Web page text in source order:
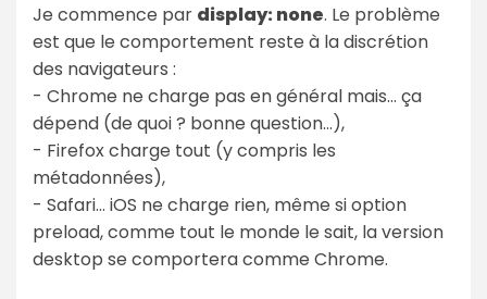
Je commence par display: none. Le problème
est que le comportement reste à la discrétion
des navigateurs :
- Chrome ne charge pas en général mais... ça
dépend (de quoi ? bonne question...),
- Firefox charge tout (y compris les
métadonnées),
- Safari... iOS ne charge rien, même si option
preload, comme tout le monde le sait, la version
desktop se comportera comme Chrome.